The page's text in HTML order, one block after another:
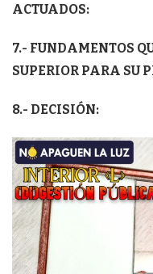
ACTUADOS:
7.- FUNDAMENTOS
SUPERIOR PARA SU
8.- DECISIÓN: